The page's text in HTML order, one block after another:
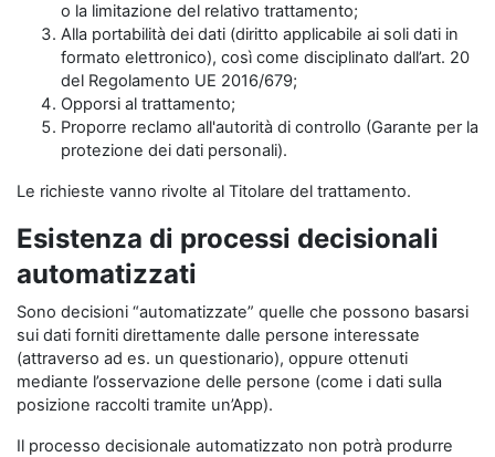
o la limitazione del relativo trattamento;
Alla portabilità dei dati (diritto applicabile ai soli dati in
formato elettronico), così come disciplinato dall’art. 20
del Regolamento UE 2016/679;
Opporsi al trattamento;
Proporre reclamo all'autorità di controllo (Garante per la
protezione dei dati personali).
Le richieste vanno rivolte al Titolare del trattamento.
Esistenza di processi decisionali
automatizzati
Sono decisioni “automatizzate” quelle che possono basarsi
sui dati forniti direttamente dalle persone interessate
(attraverso ad es. un questionario), oppure ottenuti
mediante l’osservazione delle persone (come i dati sulla
posizione raccolti tramite un’App).
Il processo decisionale automatizzato non potrà produrre